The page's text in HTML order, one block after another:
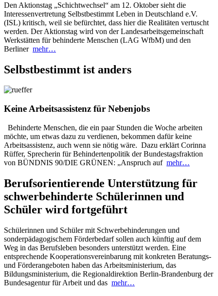
Den Aktionstag „Schichtwechsel“ am 12. Oktober sieht die
Interessenvertretung Selbstbestimmt Leben in Deutschland e.V.
(ISL) kritisch, weil sie befürchtet, dass hier die Realitäten vertuscht
werden. Der Aktionstag wird von der Landesarbeitsgemeinschaft
Werkstätten für behinderte Menschen (LAG WfbM) und den
Berliner mehr…
Selbstbestimmt ist anders
Keine Arbeitsassistenz für Nebenjobs
Behinderte Menschen, die ein paar Stunden die Woche arbeiten
möchte, um etwas dazu zu verdienen, bekommen dafür keine
Arbeitsassistenz, auch wenn sie nötig wäre. Dazu erklärt Corinna
Rüffer, Sprecherin für Behindertenpolitik der Bundestagsfraktion
von BÜNDNIS 90/DIE GRÜNEN: „Anspruch auf mehr…
Berufsorientierende Unterstützung für
schwerbehinderte Schülerinnen und
Schüler wird fortgeführt
Schülerinnen und Schüler mit Schwerbehinderungen und
sonderpädagogischem Förderbedarf sollen auch künftig auf dem
Weg in das Berufsleben besonders unterstützt werden. Eine
entsprechende Kooperationsvereinbarung mit konkreten Beratungs-
und Förderangeboten haben das Arbeitsministerium, das
Bildungsministerium, die Regionaldirektion Berlin-Brandenburg der
Bundesagentur für Arbeit und das mehr…